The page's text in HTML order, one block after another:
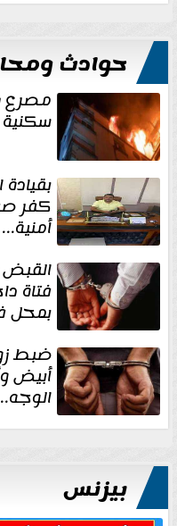
حوادث
مصرع
كفر
أمنية...
فتاة
بمحل
ضبط
أبيض
بيزنس